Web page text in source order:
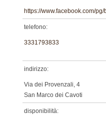
https://www.facebook.com/
telefono:
3331793833
indirizzo:
Via dei Provenzali, 4
San Marco dei Cavoti
disponibilità: